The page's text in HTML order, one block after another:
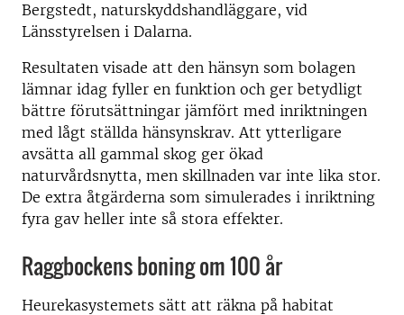
Bergstedt, naturskyddshandläggare, vid
Länsstyrelsen i Dalarna.
Resultaten visade att den hänsyn som bolagen
lämnar idag fyller en funktion och ger betydligt
bättre förutsättningar jämfört med inriktningen
med lågt ställda hänsynskrav. Att ytterligare
avsätta all gammal skog ger ökad
naturvårdsnytta, men skillnaden var inte lika stor.
De extra åtgärderna som simulerades i inriktning
fyra gav heller inte så stora effekter.
Raggbockens boning om 100 år
Heurekasystemets sätt att räkna på habitat